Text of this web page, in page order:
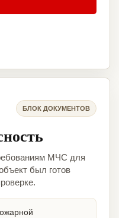
БЛОК ДОКУМЕНТОВ
МЧС для
был готов